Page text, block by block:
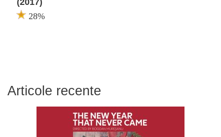
(2017)
28%
Articole recente